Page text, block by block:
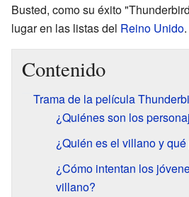
Busted, como su éxito
lugar en las listas del Reino Unido.
Contenido
Trama de la película
¿Quiénes son los
¿Quién es el villano y
¿Cómo intentan los
villano?